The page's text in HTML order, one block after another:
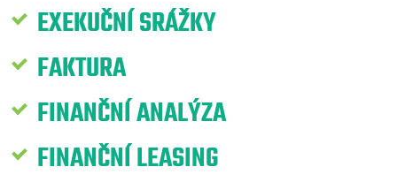
EXEKUČNÍ SRÁŽKY
FAKTURA
FINANČNÍ ANALÝZA
FINANČNÍ LEASING